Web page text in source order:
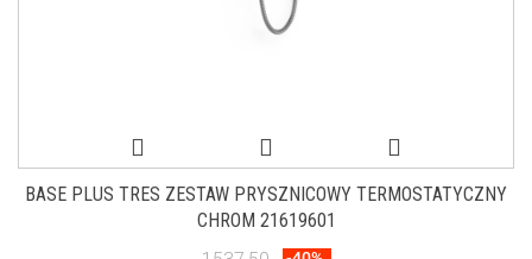
BASE PLUS TRES ZESTAW PRYSZNICOWY TERMOSTATYCZNY
CHROM 21619601